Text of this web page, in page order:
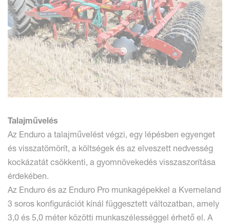
Talajművelés
Az Enduro a talajművelést végzi, egy lépésben egyenget
és visszatömörít, a költségek és az elveszett nedvesség
kockázatát csökkenti, a gyomnövekedés visszaszorítása
érdekében.
Az Enduro és az Enduro Pro munkagépekkel a Kverneland
3 soros konfigurációt kínál függesztett változatban, amely
3,0 és 5,0 méter közötti munkaszélességgel érhető el. A